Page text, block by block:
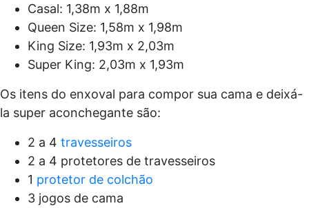
Casal: 1,38m x 1,88m
Queen Size: 1,58m x 1,98m
King Size: 1,93m x 2,03m
Super King: 2,03m x 1,93m
Os itens do enxoval para compor sua cama e deixá-
la super aconchegante são:
2 a 4 travesseiros
2 a 4 protetores de travesseiros
1 protetor de colchão
3 jogos de cama